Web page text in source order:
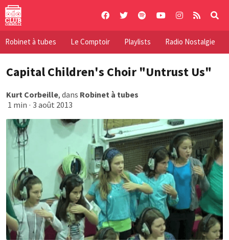
Skip
content
Robinet à tubes Le Comptoir Playlists Radio Nostalgie
Capital Children's Choir "Untrust Us"
Kurt Corbeille, dans Robinet à tubes
1 min · 3 août 2013